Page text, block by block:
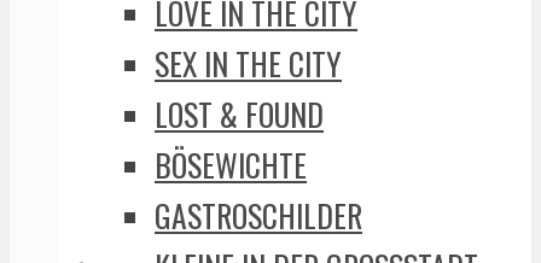
LOVE IN THE CITY
SEX IN THE CITY
LOST & FOUND
BÖSEWICHTE
GASTROSCHILDER